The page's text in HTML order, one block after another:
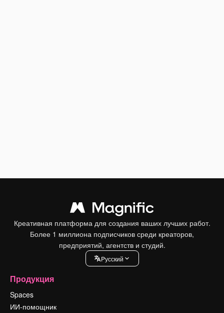
Креативная платформа для создания ваших лучших работ.
Более 1 миллиона подписчиков среди креаторов,
предприятий, агентств и студий.
Pусский
Продукция
Spaces
ИИ-помощник